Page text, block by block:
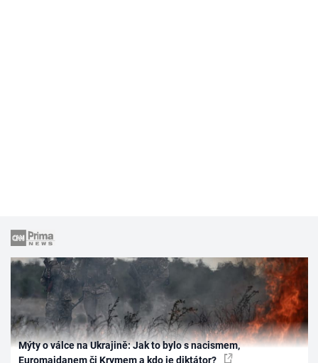
Mýty o válce na Ukrajině: Jak to bylo s nacismem,
Euromajdanem či Krymem a kdo je diktátor?